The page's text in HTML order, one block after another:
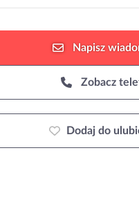
Napisz
Zobacz
Dodaj do